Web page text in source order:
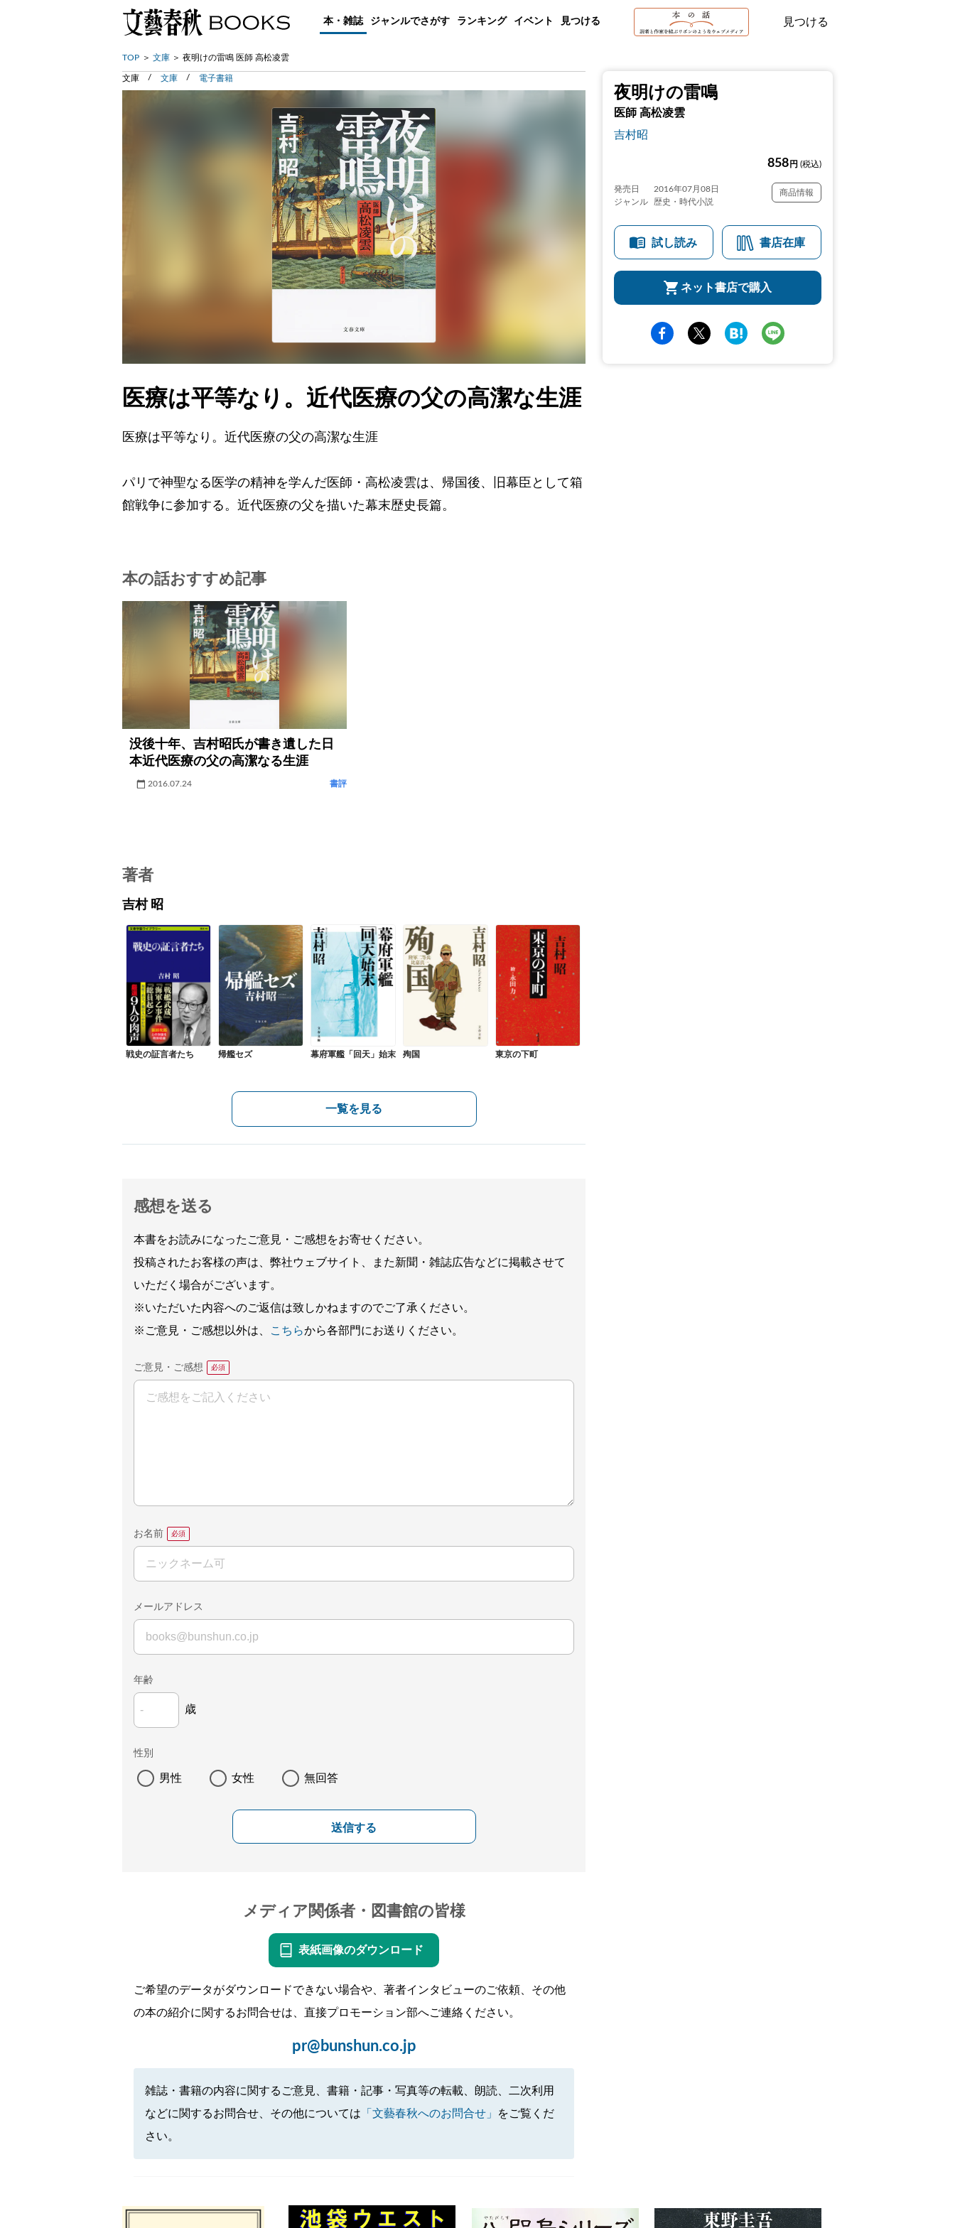
本・雑誌 ジャンルでさがす ランキング イベント 見つける 見つける
TOP 文庫 夜明けの雷鳴 医師 高松凌雲
夜明けの雷鳴
医師 高松凌雲
吉村昭
858 円 (税込)
発売日
2016年07月08日
ジャンル
歴史・時代小説
商品情報
試し読み 書店在庫
ネット書店で購入
文庫 文庫 電子書籍
医療は平等なり。近代医療の父の高潔な生涯
医療は平等なり。近代医療の父の高潔な生涯
パリで神聖なる医学の精神を学んだ医師・高松凌雲は、帰国後、旧幕臣として箱
館戦争に参加する。近代医療の父を描いた幕末歴史長篇。
本の話おすすめ記事
没後十年、吉村昭氏が書き遺した日
本近代医療の父の高潔なる生涯
2016.07.24 書評
著者
吉村 昭
戦史の証言者たち 帰艦セズ 幕府軍艦「回天」始末 殉国 東京の下町
一覧を見る
感想を送る
本書をお読みになったご意見・ご感想をお寄せください。
投稿されたお客様の声は、弊社ウェブサイト、また新聞・雑誌広告などに掲載させて
いただく場合がございます。
※いただいた内容へのご返信は致しかねますのでご了承ください。
※ご意見・ご感想以外は、
こちらから各部門にお送りください。
ご意見・ご感想
お名前
メールアドレス
年齢
歳
性別
男性 女性 無回答
送信する
メディア関係者・図書館の皆様
表紙画像のダウンロード
ご希望のデータがダウンロードできない場合や、著者インタビューのご依頼、その他
の本の紹介に関するお問合せは、直接プロモーション部へご連絡ください。
pr@bunshun.co.jp
雑誌・書籍の内容に関するご意見、書籍・記事・写真等の転載、朗読、二次利用
などに関するお問合せ、その他については 「文藝春秋へのお問合せ」
をご覧くだ
さい。